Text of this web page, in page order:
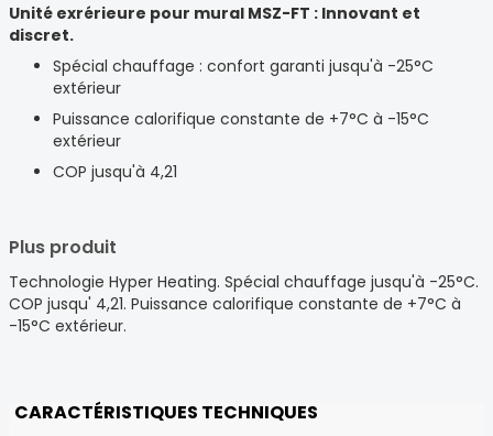
Unité exrérieure pour mural MSZ-FT : Innovant et
discret.
Spécial chauffage : confort garanti jusqu'à -25°C
extérieur
Puissance calorifique constante de +7°C à -15°C
extérieur
COP jusqu'à 4,21
Plus produit
Technologie Hyper Heating. Spécial chauffage jusqu'à -25°C.
COP jusqu' 4,21. Puissance calorifique constante de +7°C à
-15°C extérieur.
CARACTÉRISTIQUES TECHNIQUES